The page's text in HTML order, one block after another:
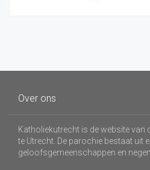
Over ons
Katholiekutrecht is de website
te Utrecht. De parochie bestaat uit
geloofsgemeenschappen en